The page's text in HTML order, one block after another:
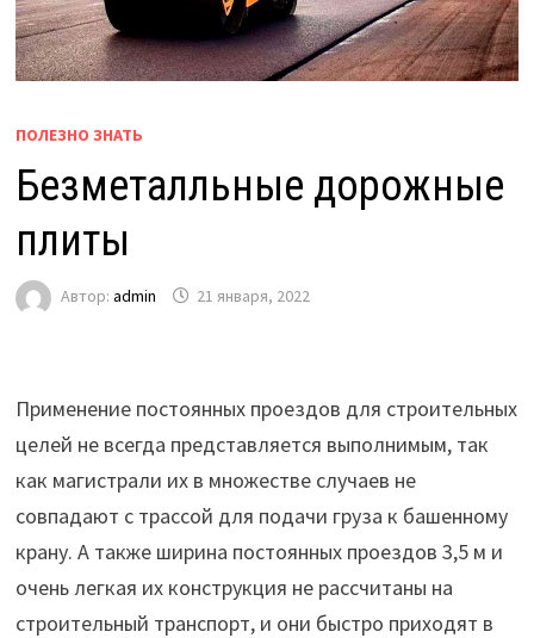
ПОЛЕЗНО ЗНАТЬ
Безметалльные дорожные
плиты
Автор: admin 21 января, 2022
Применение постоянных проездов для строительных
целей не всегда представляется выполнимым, так
как магистрали их в множестве случаев не
совпадают с трассой для подачи груза к башенному
крану. А также ширина постоянных проездов 3,5 м и
очень легкая их конструкция не рассчитаны на
строительный транспорт, и они быстро приходят в